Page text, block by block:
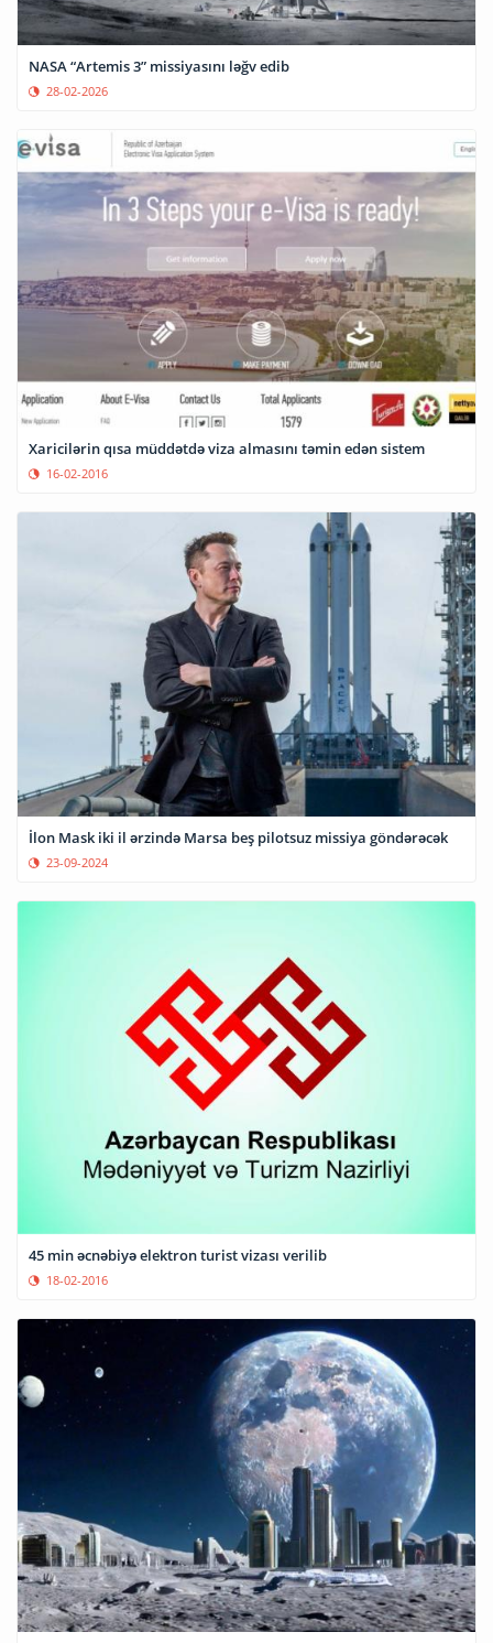
NASA “Artemis 3” missiyasını ləğv edib
28-02-2026
Xaricilərin qısa müddətdə viza almasını təmin edən sistem
16-02-2016
İlon Mask iki il ərzində Marsa beş pilotsuz missiya göndərəcək
23-09-2024
45 min əcnəbiyə elektron turist vizası verilib
18-02-2016